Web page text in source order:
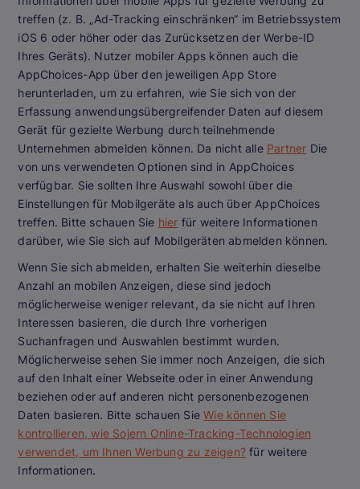
treffen (z. B. „Ad-Tracking einschränken“ im Betriebssystem
iOS 6 oder höher oder das Zurücksetzen der Werbe-ID
Ihres Geräts). Nutzer mobiler Apps können auch die
AppChoices-App über den jeweiligen App Store
herunterladen, um zu erfahren, wie Sie sich von der
Erfassung anwendungsübergreifender Daten auf diesem
Gerät für gezielte Werbung durch teilnehmende
Unternehmen abmelden können. Da nicht alle Partner Die
von uns verwendeten Optionen sind in AppChoices
verfügbar. Sie sollten Ihre Auswahl sowohl über die
Einstellungen für Mobilgeräte als auch über AppChoices
treffen. Bitte schauen Sie hier für weitere Informationen
darüber, wie Sie sich auf Mobilgeräten abmelden können.
Wenn Sie sich abmelden, erhalten Sie weiterhin dieselbe
Anzahl an mobilen Anzeigen, diese sind jedoch
möglicherweise weniger relevant, da sie nicht auf Ihren
Interessen basieren, die durch Ihre vorherigen
Suchanfragen und Auswahlen bestimmt wurden.
Möglicherweise sehen Sie immer noch Anzeigen, die sich
auf den Inhalt einer Webseite oder in einer Anwendung
beziehen oder auf anderen nicht personenbezogenen
Daten basieren. Bitte schauen SieWie können Sie
kontrollieren, wie Sojern Online-Tracking-Technologien
verwendet, um Ihnen Werbung zu zeigen? für weitere
Informationen.